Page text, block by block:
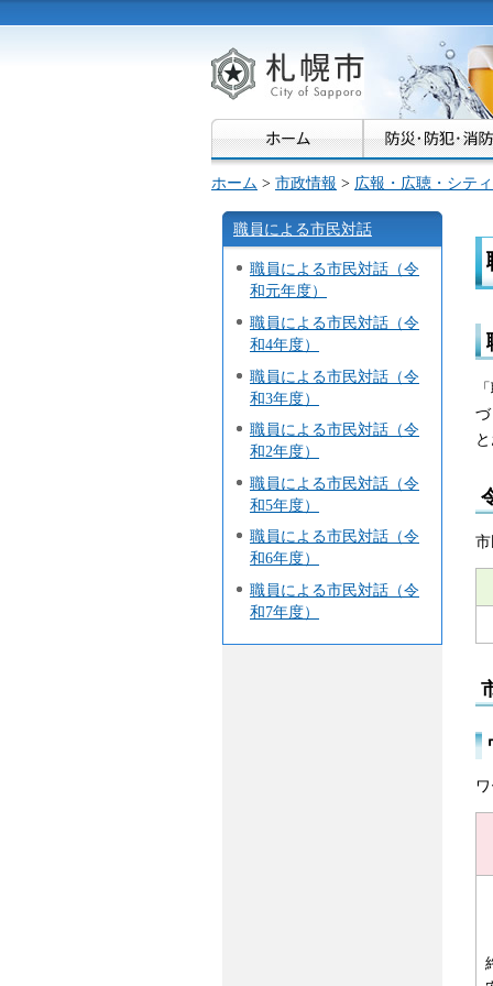
札幌市
ホーム > 市政情報 > 広報・広聴・シテ
職員による市民対話
職員による市民対話（令
和元年度）
職員による市民対話（令
和4年度）
職員による市民対話（令
和3年度）
職員による市民対話（令
和2年度）
職員による市民対話（令
和5年度）
職員による市民対話（令
和6年度）
職員による市民対話（令
和7年度）